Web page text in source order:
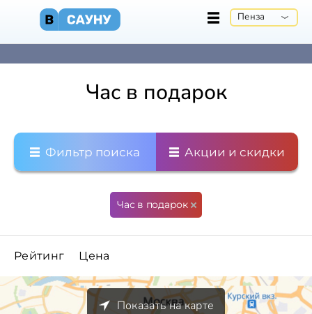
Пенза
Час в подарок
Фильтр поиска Акции и скидки
Час в подарок
Рейтинг Цена
Показать на карте